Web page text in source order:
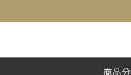
商品